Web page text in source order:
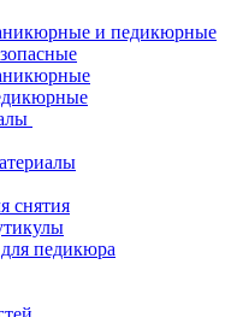
и педикюрные
снятия
педикюра